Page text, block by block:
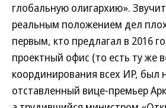
глобальную олигархию».
реальным положением дел
первым, кто предлагал в 2016
проектный офис (то есть ту же
координирования всех ИР, был
отставленный вице-премьер